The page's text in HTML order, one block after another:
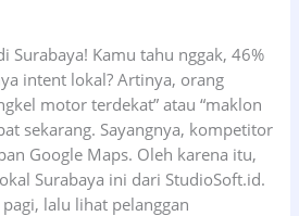
Surabaya! Kamu tahu nggak, 46%
intent lokal? Artinya, orang
motor terdekat” atau “maklon
sekarang. Sayangnya, kompetitor
Google Maps. Oleh karena itu,
Surabaya ini dari StudioSoft.id.
lalu lihat pelanggan